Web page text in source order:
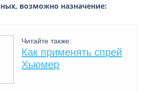
возможно назначение:
Читайте также:
Как применять спрей
Хьюмер